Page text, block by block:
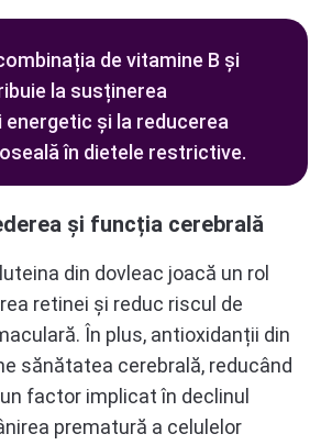
de vitamine B și
la susținerea
și la reducerea
în dietele restrictive.
și funcția cerebrală
din dovleac joacă un rol
retinei și reduc riscul de
În plus, antioxidanții din
sănătatea cerebrală, reducând
factor implicat în declinul
prematură a celulelor